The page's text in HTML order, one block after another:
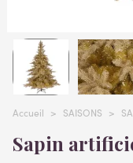
Accueil > SAISONS >
Sapin